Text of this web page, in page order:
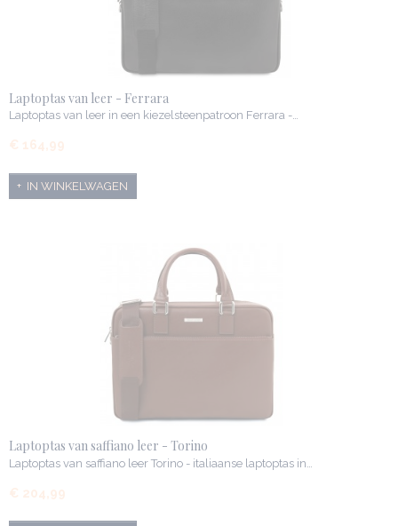
Laptoptas van leer - Ferrara
Laptoptas van leer in een kiezelsteenpatroon Ferrara -…
€ 164,99
IN WINKELWAGEN
Laptoptas van saffiano leer - Torino
Laptoptas van saffiano leer Torino - italiaanse laptoptas in…
€ 204,99